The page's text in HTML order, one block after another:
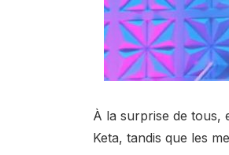
À la surprise de tous,
Keta, tandis que les